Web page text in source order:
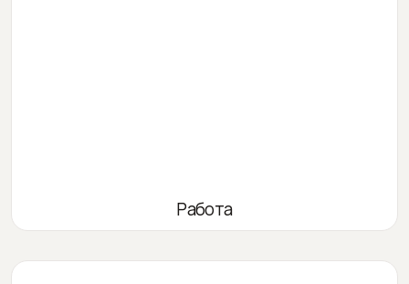
Работа